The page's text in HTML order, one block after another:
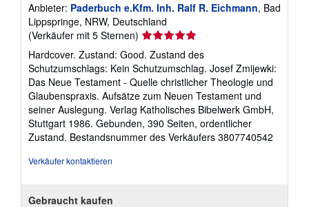
Anbieter: Paderbuch e.Kfm. Inh. Ralf R. Eichmann, Bad
Lippspringe, NRW, Deutschland
(Verkäufer mit 5 Sternen) Verkäuferbewertung
5
von
5
Sternen
Hardcover. Zustand: Good. Zustand des
Schutzumschlags: Kein Schutzumschlag. Josef Zmijewki:
Das Neue Testament - Quelle christlicher Theologie und
Glaubenspraxis. Aufsätze zum Neuen Testament und
seiner Auslegung. Verlag Katholisches Bibelwerk GmbH,
Stuttgart 1986. Gebunden, 390 Seiten, ordentlicher
Zustand. Bestandsnummer des Verkäufers 3807740542
Verkäufer kontaktieren
Gebraucht kaufen